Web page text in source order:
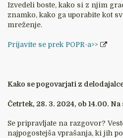
Izvedeli boste, kako si z njim
znamko, kako ga uporabite kot
mreženje.
Prijavite se prek POPR-a>>
Kako se pogovarjati z
Četrtek, 28. 3. 2024, ob 14.00. Na
Se pripravljate na razgovor?
najpogostejša vprašanja, ki jih